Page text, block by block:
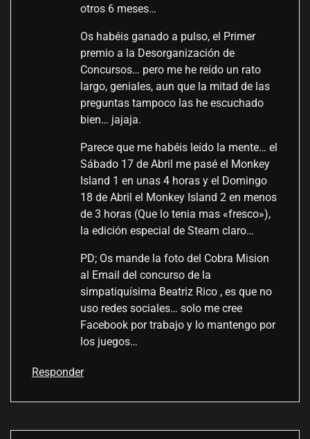
otros 6 meses…
Os habéis ganado a pulso, el Primer
premio a la Desorganización de
Concursos… pero me he reído un rato
largo, geniales, aun que la mitad de las
preguntas tampoco las he escuchado
bien… jajaja.
Parece que me habéis leído la mente… el
Sábado 17 de Abril me pasé el Monkey
Island 1 en unas 4 horas y el Domingo
18 de Abril el Monkey Island 2 en menos
de 3 horas (Que lo tenia mas «fresco»),
la edición especial de Steam claro…
PD; Os mande la foto del Cobra Mision
al Email del concurso de la
simpatiquísima Beatriz Rico , es que no
uso redes sociales… solo me cree
Facebook por trabajo y lo mantengo por
los juegos…
Responder